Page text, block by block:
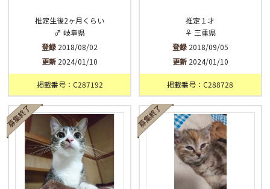
推定生後2ヶ月くらい
♂ 岐阜県
登録 2018/08/02
更新 2024/01/10
掲載番号：C287192
推定１才
♀ 三重県
登録2018/09/05
更新2024/01/10
掲載番号：C288728